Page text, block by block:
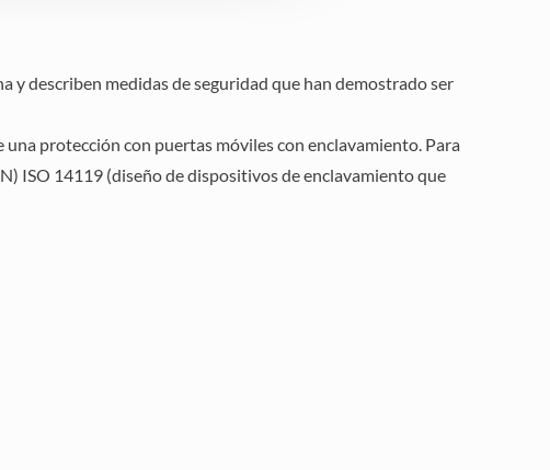
y describen medidas de seguridad que han demostrado ser
protección con puertas móviles con enclavamiento. Para
ISO 14119 (diseño de dispositivos de enclavamiento que